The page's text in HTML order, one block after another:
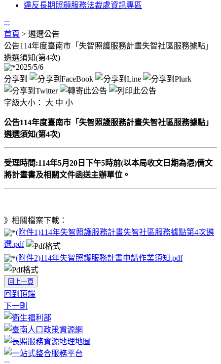
違反長期照顧服務法裁處資訊專區
:::
首頁 > 遴選公告
公告114年度臺南市「失智照護服務計畫失智社區服務據點」
遴選須知(第4次)
2025/5/6
分享到
字級大小： 大 中 小
公告114年度臺南市「失智照護服務計畫失智社區服務據點」
遴選須知(第4次)
受理時間:114年5月20日下午5時前(以本局收文日期為憑)備文
將計畫書及相關文件函送主辦單位。
》相關檔案下載：
(附件1)114年失智照護服務計畫失智社區服務據點第4次遴
選.pdf
(附件2)114年失智照護服務計畫申請作業須知.pdf
回上一頁
回到頂端
下一則